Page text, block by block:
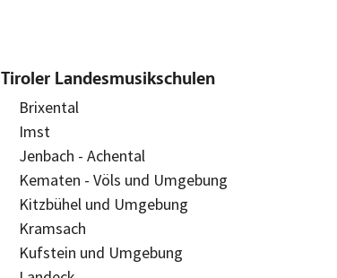
Tiroler Landesmusikschulen
Brixental
Imst
Jenbach - Achental
Kematen - Völs und Umgebung
Kitzbühel und Umgebung
Kramsach
Kufstein und Umgebung